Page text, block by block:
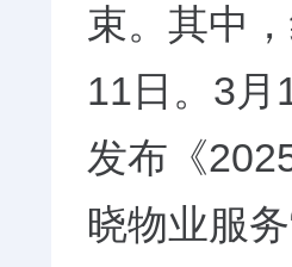
束。其中
11日。3月
发布《
晓物业服